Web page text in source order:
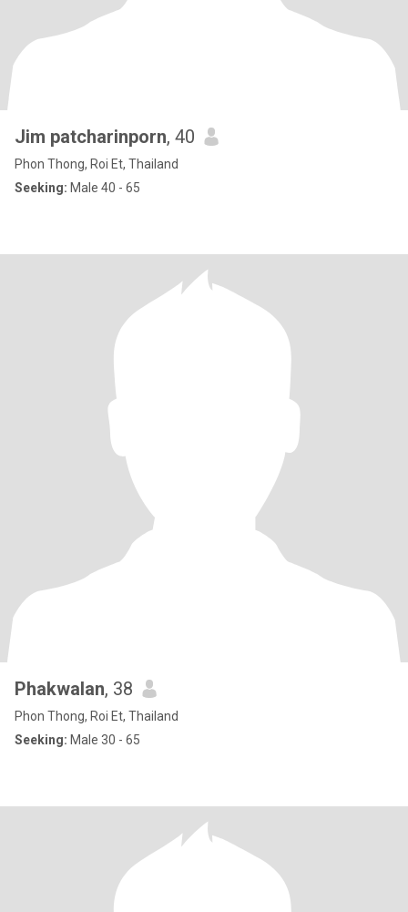
Jim patcharinporn, 40
Phon Thong, Roi Et, Thailand
Seeking: Male 40 - 65
Phakwalan, 38
Phon Thong, Roi Et, Thailand
Seeking: Male 30 - 65